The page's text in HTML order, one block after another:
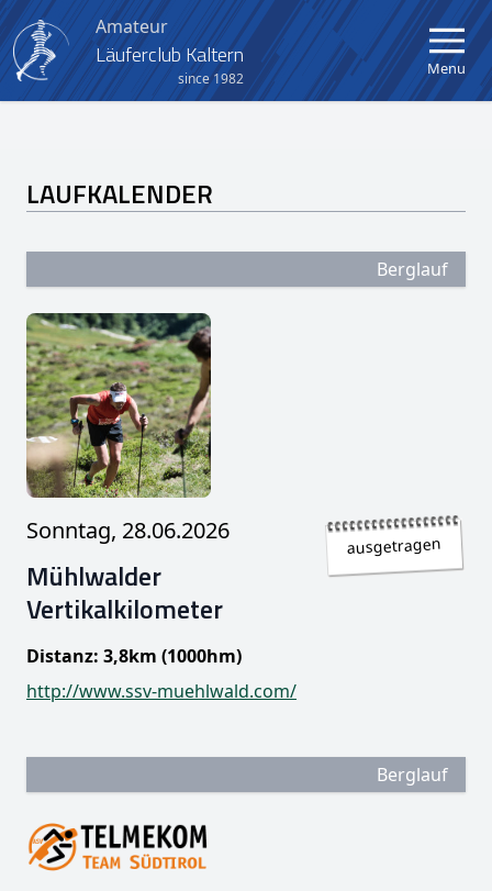
Amateur
Läuferclub Kaltern
since 1982
Menu
Verein
Kalender
Berglauf Kaltern-Mendel
Crosslauf Kaltern
Kinder- und Jugendlauf
LAUFKALENDER
Berglauf
ausgetragen
Sonntag, 28.06.2026
Mühlwalder
Vertikalkilometer
Distanz: 3,8km (1000hm)
http://www.ssv-muehlwald.com/
Berglauf